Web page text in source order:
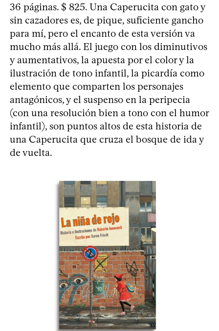
36 páginas. $ 825. Una Caperucita con gato y
sin cazadores es, de pique, suficiente gancho
para mí, pero el encanto de esta versión va
mucho más allá. El juego con los diminutivos
y aumentativos, la apuesta por el color y la
ilustración de tono infantil, la picardía como
elemento que comparten los personajes
antagónicos, y el suspenso en la peripecia
(con una resolución bien a tono con el humor
infantil), son puntos altos de esta historia de
una Caperucita que cruza el bosque de ida y
de vuelta.